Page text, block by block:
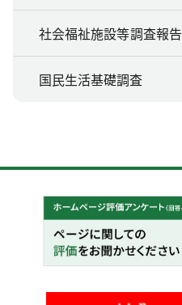
社会福祉施設等調査報告
国民生活基礎調査